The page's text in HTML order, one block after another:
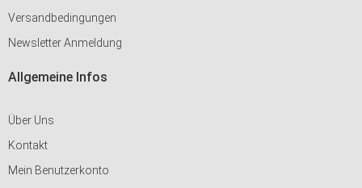
Versandbedingungen
Newsletter Anmeldung
Allgemeine Infos
Über Uns
Kontakt
Mein Benutzerkonto